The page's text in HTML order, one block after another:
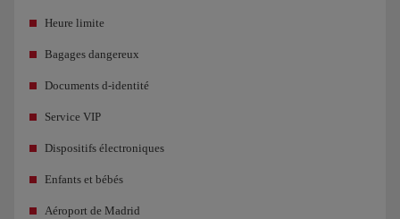
Heure limite
Bagages dangereux
Documents d-identité
Service VIP
Dispositifs électroniques
Enfants et bébés
Aéroport de Madrid